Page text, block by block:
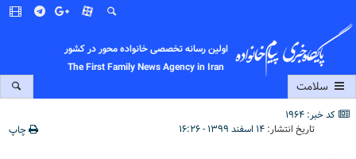
اولین رسانه تخصصی خانواده محور در کشور
The First Family News Agency in Iran
سلامت
کد خبر: 1964
تاریخ انتشار: ۱۴ اسفند ۱۳۹۹ - ۱۶:۲۶ چاپ